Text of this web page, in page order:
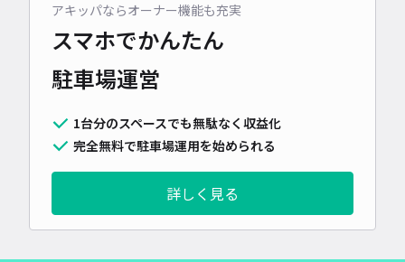
アキッパならオーナー機能も充実
スマホでかんたん
駐車場運営
1台分のスペースでも無駄なく収益化
完全無料で駐車場運用を始められる
詳しく見る